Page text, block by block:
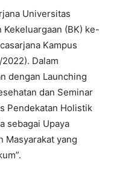
Universitas
Kekeluargaan (BK) ke-
Kampus
Dalam
dengan Launching
dan Seminar
Pendekatan Holistik
sebagai Upaya
Masyarakat yang